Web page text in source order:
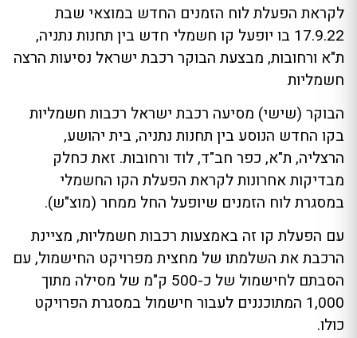
לקראת הפעלת לוח הזמנים החדש במוצאי שבת
17.9.22 בו יופעל קו חשמלי חדש בין תחנות נתניה,
ת"א ורחובות, מבצעת הבוקר רכבת ישראל נסיעות הרצה
חשמליות
הבוקר (שישי) מסיעה רכבת ישראל רכבות חשמליות
בקו החדש הנוסע בין תחנות נתניה, בית יהושע,
הרצליה, ת"א, כפר חב"ד, לוד ורחובות. זאת כחלק
מבדיקות אחרונות לקראת הפעלת הקו החשמלי
במסגרת לוח הזמנים שיופעל החל ממחר (מוצ"ש).
עם הפעלת קו זה באמצעות רכבות חשמליות, מציינת
הרכבת את השלמתו של מחצית מפרויקט החישמול, עם
הסבתם לחישמול של כ-500 ק"מ של מסילה מתוך
1,000 המתוכננים לעבור חישמול במסגרת הפרויקט
כולו.